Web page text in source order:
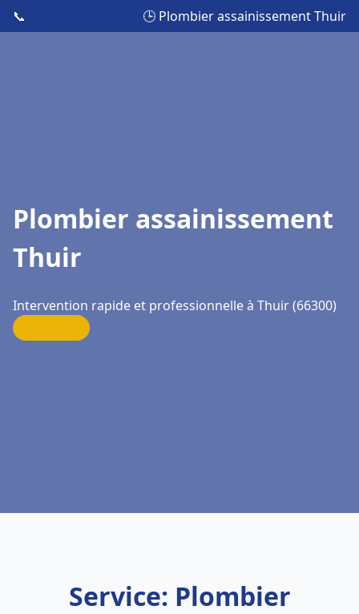
📞 🕒 Plombier assainissement Thuir
Plombier assainissement
Thuir
Intervention rapide et professionnelle à Thuir (66300)
Service: Plombier